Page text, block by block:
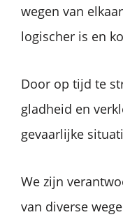
wegen van
logischer is en
Door op tijd te
gladheid en
gevaarlijke
We zijn
van diverse